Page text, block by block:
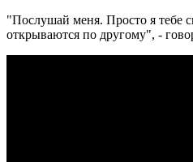
"Послушай меня. Просто я тебе
открываются по другому", -